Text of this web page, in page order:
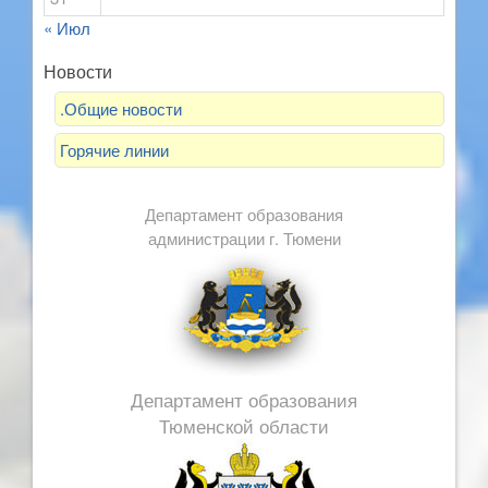
« Июл
Новости
.Общие новости
Горячие линии
Департамент образования
администрации г. Тюмени
Департамент образования
Тюменской области